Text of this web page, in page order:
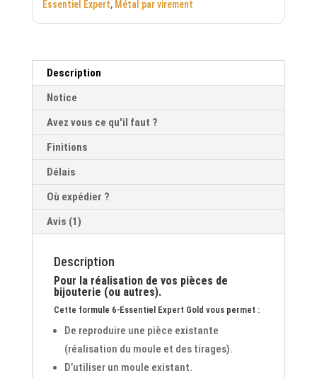
Essentiel Expert, Métal par virement
Description
Notice
Avez vous ce qu'il faut ?
Finitions
Délais
Où expédier ?
Avis (1)
Description
Pour la réalisation de vos pièces de
bijouterie (ou autres).
Cette formule 6-Essentiel Expert Gold vous permet :
De reproduire une pièce existante
(réalisation du moule et des tirages).
D’utiliser un moule existant.